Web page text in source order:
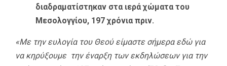
διαδραματίστηκαν στα ιερά χώματα του
Μεσολογγίου, 197 χρόνια πριν.
«Με την ευλογία του Θεού είμαστε σήμερα εδώ για
να κηρύξουμε την έναρξη των εκδηλώσεων για την